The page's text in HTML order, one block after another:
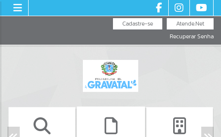
Atende.Net
Cadastre-se
Recuperar Senha